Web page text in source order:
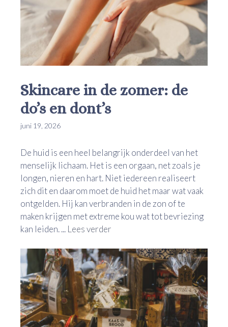
Skincare in de zomer: de
do’s en dont’s
juni 19, 2026
De huid is een heel belangrijk onderdeel van het
menselijk lichaam. Het is een orgaan, net zoals je
longen, nieren en hart. Niet iedereen realiseert
zich dit en daarom moet de huid het maar wat vaak
ontgelden. Hij kan verbranden in de zon of te
maken krijgen met extreme kou wat tot bevriezing
kan leiden. ... Lees verder